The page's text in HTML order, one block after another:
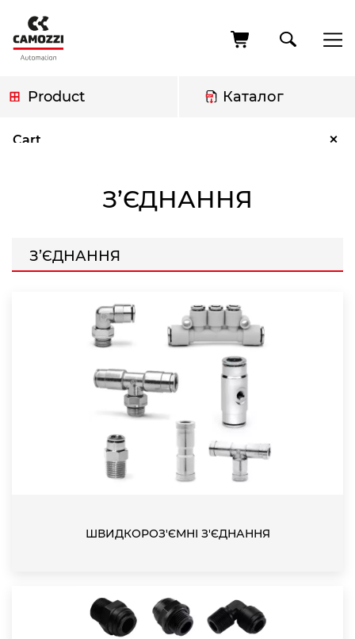
main
content
Product Каталог
Cart ×
З’ЄДНАННЯ
З’ЄДНАННЯ
ШВИДКОРОЗ'ЄМНІ З'ЄДНАННЯ